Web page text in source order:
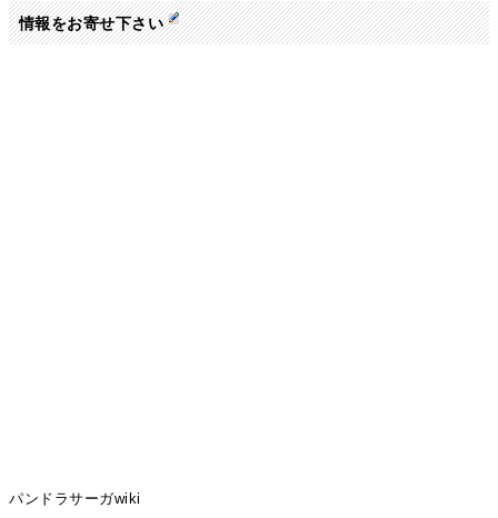
情報をお寄せ下さい
パンドラサーガwiki